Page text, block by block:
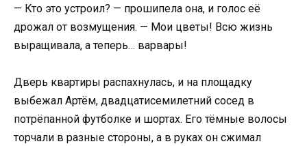
— Кто это устроил? — прошипела она, и голос её
дрожал от возмущения. — Мои цветы! Всю жизнь
выращивала, а теперь… варвары!
Дверь квартиры распахнулась, и на площадку
выбежал Артём, двадцатисемилетний сосед в
потрёпанной футболке и шортах. Его тёмные волосы
торчали в разные стороны, а в руках он сжимал